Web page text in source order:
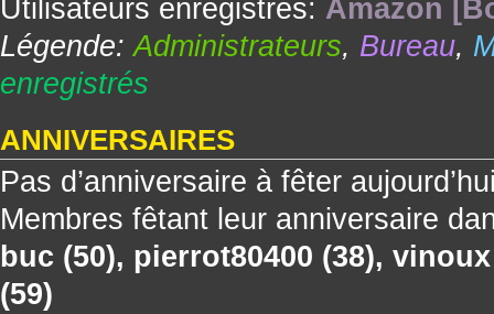
Utilisateurs enregistrés: Amazon
Légende:Administrateurs, Bureau,
enregistrés
ANNIVERSAIRES
Pas d’anniversaire à fêter
Membres fêtant leur anniversaire
buc (50), pierrot80400 (38), vinoux
(59)